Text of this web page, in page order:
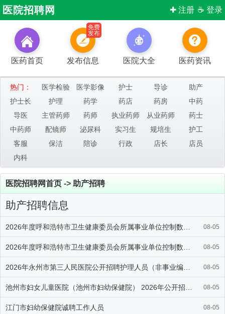
☕ 登录
✚ 注册
医院招聘网
医药首页
免费
发布
发布信息 医院大全 医药资讯
热门： 医学检验 医学影像 护士 导诊
助产
护士长
护理 药学 药店 药房
中药
导医
主管药师 药师 执业药师 从业药师
药士
中药师
配镜师 泌尿科 实习生 规培生
护工
客服
保洁 陪诊 行政 店长
店员
内科
医院招聘网首页 -> 助产招聘
助产招聘信息
08-05
08-05
08-05
08-05
江门市妇幼保健院诚聘工作人员 08-05